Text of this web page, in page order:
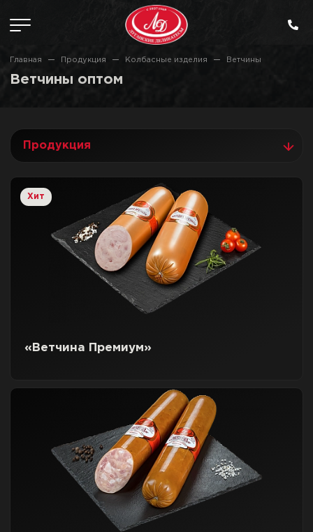
Главная Продукция Колбасные изделия Ветчины
Ветчины оптом
Продукция
Хит
«Ветчина Премиум»